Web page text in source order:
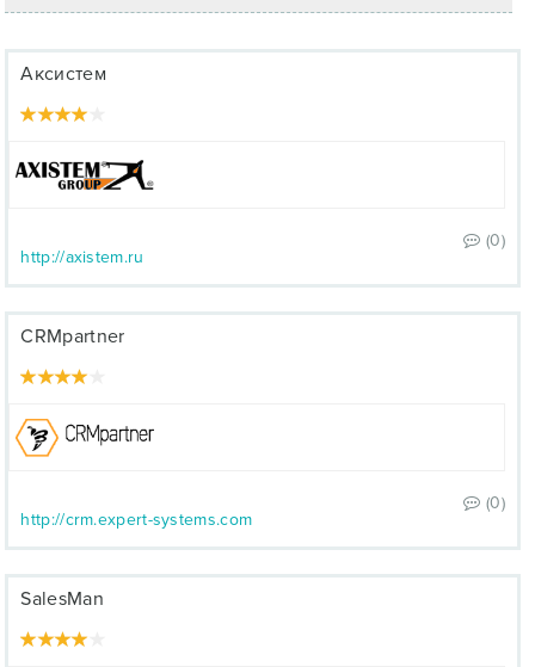
Аксистем
(0)
http://axistem.ru
CRMpartner
(0)
http://crm.expert-systems.com
SalesMan